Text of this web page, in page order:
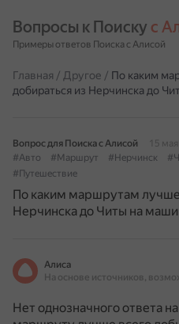
Вопросы к Поиску с
Примеры ответов Поиска с Алисой
Главная / Другое / По каким
добираться из Нерчинска до
Вопрос для Поиска с Алисой
15 мая
#Авто
#Маршрут #Нерчинск
#Путешествие
По каким маршрутам лучше
Нерчинска до Читы на
Алиса
Нет однозначного ответа